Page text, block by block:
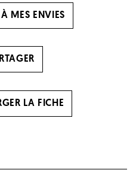
MES ENVIES
LA FICHE